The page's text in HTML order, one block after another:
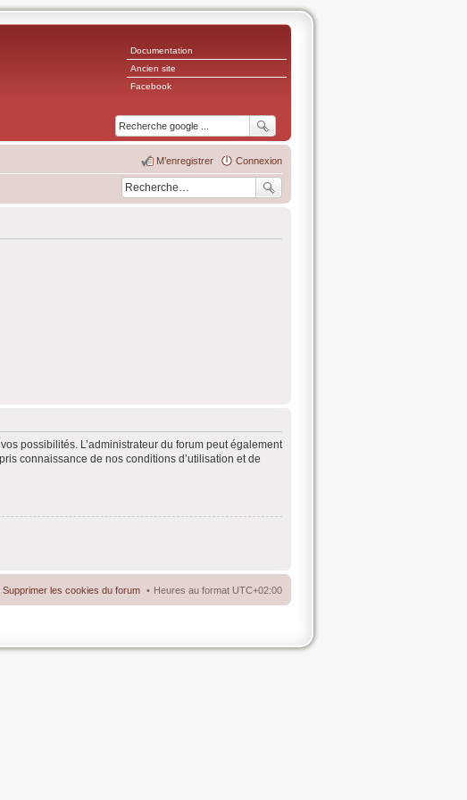
Documentation
Ancien site
Facebook
Connexion
M’enregistrer
possibilités. L’administrateur du forum peut également
connaissance de nos conditions d’utilisation et de
Heures au format UTC+02:00
Supprimer les cookies du forum